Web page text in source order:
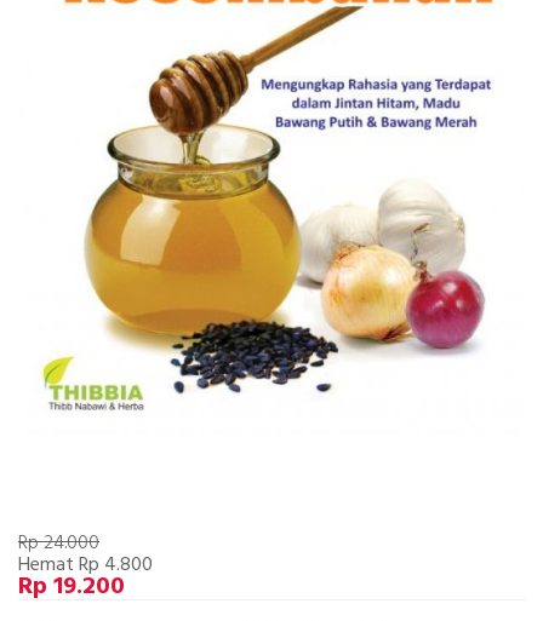
Rp 24.000
Hemat Rp 4.800
Rp 19.200